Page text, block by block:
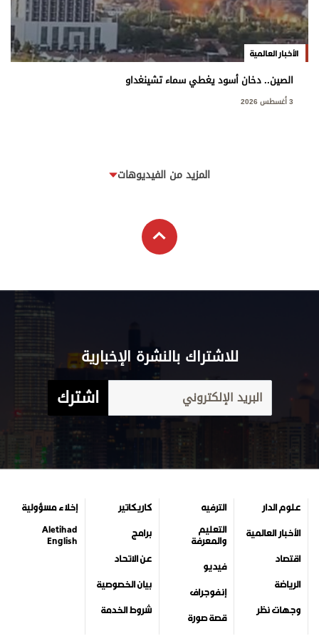
الأخبار العالمية
الصين.. دخان أسود يغطي سماء تشينغداو
3 أغسطس 2026
المزيد من الفيديوهات
للاشتراك بالنشرة الإخبارية
اشترك
علوم الدار
الأخبار العالمية
اقتصاد
الرياضة
وجهات نظر
الترفيه
التعليم
والمعرفة
فيديو
إنفوجراف
قصة صورة
كاريكاتير
برامج
عن الاتحاد
بيان الخصوصية
شروط الخدمة
إخلاء مسؤولية
Aletihad
English